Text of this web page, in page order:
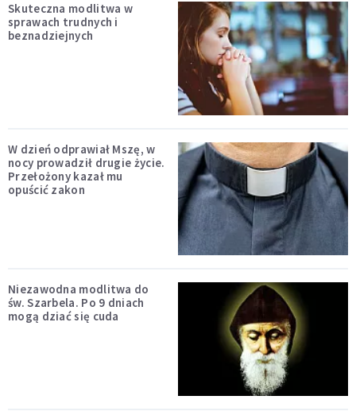
Skuteczna modlitwa w
sprawach trudnych i
beznadziejnych
W dzień odprawiał Mszę, w
nocy prowadził drugie życie.
Przełożony kazał mu
opuścić zakon
Niezawodna modlitwa do
św. Szarbela. Po 9 dniach
mogą dziać się cuda